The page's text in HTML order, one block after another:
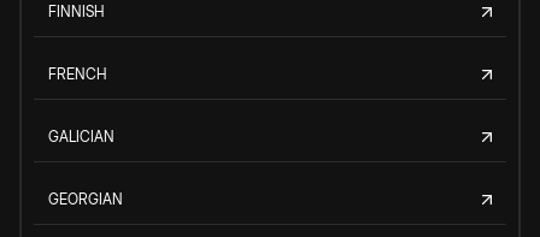
FINNISH
FRENCH
GALICIAN
GEORGIAN